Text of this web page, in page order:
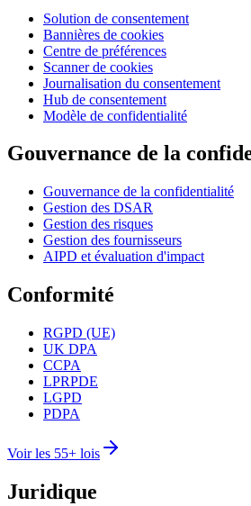
Solution de consentement
Bannières de cookies
Centre de préférences
Scanner de cookies
Journalisation du consentement
Hub de consentement
Modèle de confidentialité
Gouvernance de la
Gouvernance de la confidentialité
Gestion des DSAR
Gestion des risques
Gestion des fournisseurs
AIPD et évaluation d'impact
Conformité
RGPD (UE)
UK DPA
CCPA
LPRPDE
LGPD
PDPA
Voir les 55+ lois
Juridique